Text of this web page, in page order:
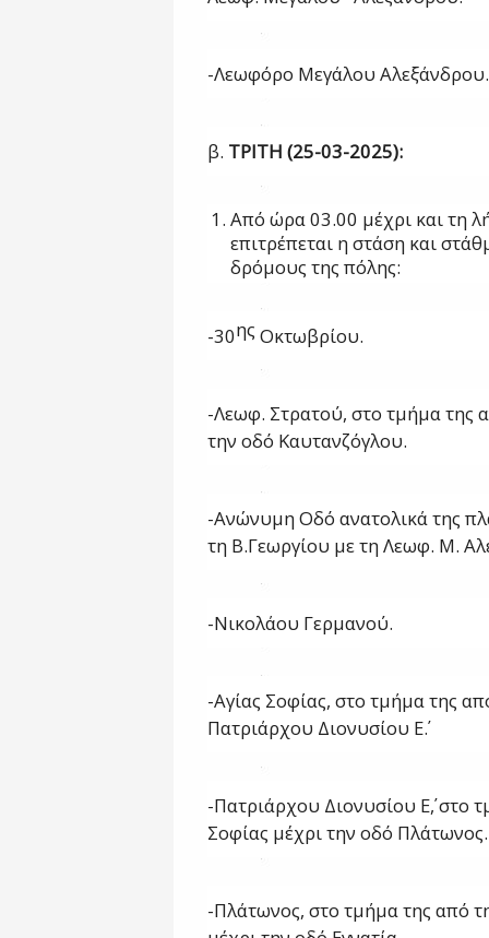
-Λεωφόρο Μεγάλου Αλεξάνδρου.
β. ΤΡΙΤΗ (25-03-2025):
Από ώρα 03.00 μέχρι και τη
επιτρέπεται η στάση και
δρόμους της πόλης:
-30ης Οκτωβρίου.
-Λεωφ. Στρατού, στο τμήμα της
την οδό Καυτανζόγλου.
-Ανώνυμη Οδό ανατολικά της
τη Β.Γεωργίου με τη Λεωφ. Μ.
-Νικολάου Γερμανού.
-Αγίας Σοφίας, στο τμήμα της
Πατριάρχου Διονυσίου Ε΄.
-Πατριάρχου Διονυσίου Ε΄, στο
Σοφίας μέχρι την οδό Πλάτωνος.
-Πλάτωνος, στο τμήμα της από